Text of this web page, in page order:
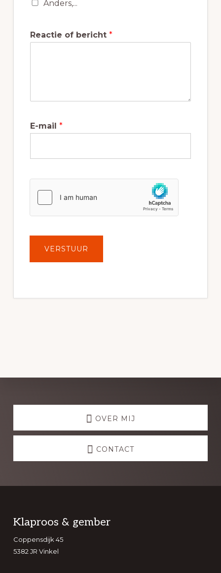
Anders,...
Reactie of bericht *
E-mail *
VERSTUUR
Explore
OVER MIJ
CONTACT
Footer
Klaproos & gember
Coppensdijk 45
5382 JR Vinkel